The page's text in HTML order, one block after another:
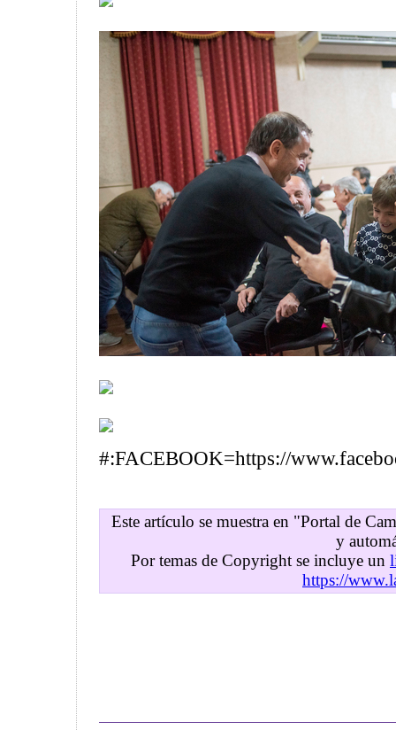
#:FACEBOOK=https://
Este artículo se muestra en "Portal de
y
Por temas de Copyright se incluye un
https://